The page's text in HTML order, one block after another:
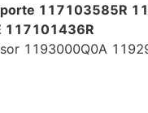
117103585R
117101436R
1193000Q0A